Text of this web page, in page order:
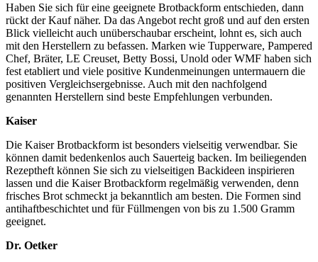
Haben Sie sich für eine geeignete Brotbackform entschieden, dann
rückt der Kauf näher. Da das Angebot recht groß und auf den ersten
Blick vielleicht auch unüberschaubar erscheint, lohnt es, sich auch
mit den Herstellern zu befassen. Marken wie Tupperware, Pampered
Chef, Bräter, LE Creuset, Betty Bossi, Unold oder WMF haben sich
fest etabliert und viele positive Kundenmeinungen untermauern die
positiven Vergleichsergebnisse. Auch mit den nachfolgend
genannten Herstellern sind beste Empfehlungen verbunden.
Kaiser
Die Kaiser Brotbackform ist besonders vielseitig verwendbar. Sie
können damit bedenkenlos auch Sauerteig backen. Im beiliegenden
Rezeptheft können Sie sich zu vielseitigen Backideen inspirieren
lassen und die Kaiser Brotbackform regelmäßig verwenden, denn
frisches Brot schmeckt ja bekanntlich am besten. Die Formen sind
antihaftbeschichtet und für Füllmengen von bis zu 1.500 Gramm
geeignet.
Dr. Oetker